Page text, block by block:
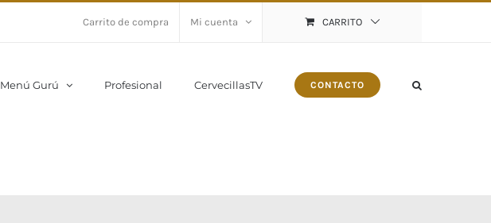
Carrito de compra Mi cuenta CARRITO
Menú Gurú Profesional CervecillasTV CONTACTO